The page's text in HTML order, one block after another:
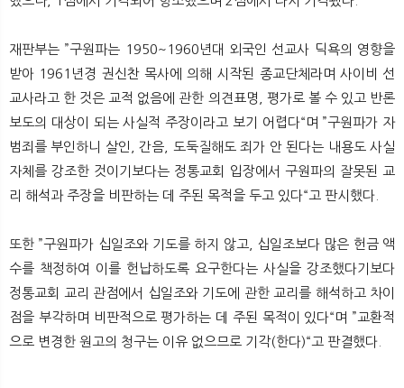
재판부는 ”구원파는 1950~1960년대 외국인 선교사 딕욕의 영향을
받아 1961년경 권신찬 목사에 의해 시작된 종교단체라며 사이비 선
교사라고 한 것은 교적 없음에 관한 의견표명, 평가로 볼 수 있고 반론
보도의 대상이 되는 사실적 주장이라고 보기 어렵다“며 ”구원파가 자
범죄를 부인하니 살인, 간음, 도둑질해도 죄가 안 된다는 내용도 사실
자체를 강조한 것이기보다는 정통교회 입장에서 구원파의 잘못된 교
리 해석과 주장을 비판하는 데 주된 목적을 두고 있다“고 판시했다.
또한 ”구원파가 십일조와 기도를 하지 않고, 십일조보다 많은 헌금 액
수를 책정하여 이를 헌납하도록 요구한다는 사실을 강조했다기보다
정통교회 교리 관점에서 십일조와 기도에 관한 교리를 해석하고 차이
점을 부각하며 비판적으로 평가하는 데 주된 목적이 있다“며 ”교환적
으로 변경한 원고의 청구는 이유 없으므로 기각(한다)“고 판결했다.